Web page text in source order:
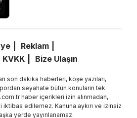
Reklam
KVKK Bize Ulaşın
son dakika haberleri, köşe yazıları,
seyahate bütün konuların tek
haber içerikleri izin alınmadan,
edilemez. Kanuna aykırı ve izinsiz
yerde yayınlanamaz.